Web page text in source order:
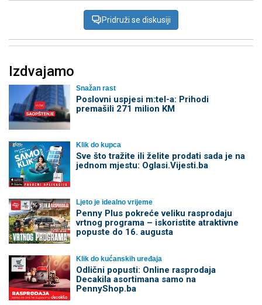
Pridruži se diskusiji
Izdvajamo
Snažan rast
Poslovni uspjesi m:tel-a: Prihodi
premašili 271 milion KM
Klik do kupca
Sve što tražite ili želite prodati sada je na
jednom mjestu: Oglasi.Vijesti.ba
Ljeto je idealno vrijeme
Penny Plus pokreće veliku rasprodaju
vrtnog programa – iskoristite atraktivne
popuste do 16. augusta
Klik do kućanskih uređaja
Odlični popusti: Online rasprodaja
Decakila asortimana samo na
PennyShop.ba